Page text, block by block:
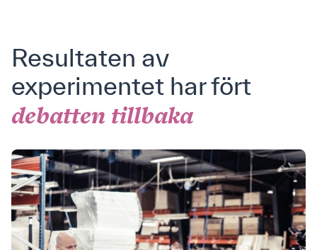
Resultaten av
experimentet har fört
debatten tillbaka